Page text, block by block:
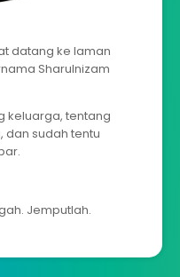
datang ke laman
Sharulnizam
keluarga, tentang
dan sudah tentu
Jemputlah.